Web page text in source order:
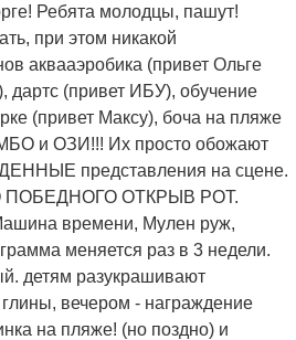
Ребята молодцы, пашут!
при этом никакой
аквааэробика (привет Ольге
(привет ИБУ), обучение
(привет Максу), боча на пляже
и ОЗИ!!! Их просто обожают
представления на сцене.
ОТКРЫВ РОТ.
времени, Мулен руж,
меняется раз в 3 недели.
детям разукрашивают
вечером - награждение
на пляже! (но поздно) и